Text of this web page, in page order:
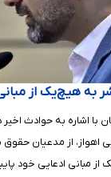
به هیچ‌یک از
با اشاره به حوادث
اهواز، از مدعیان حقوق
مبانی ادعایی خود